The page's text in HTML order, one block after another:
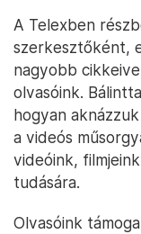
A Telexben
szerkesztőként,
nagyobb
olvasóink.
hogyan
a videós
videóink,
tudására.
Olvasóink